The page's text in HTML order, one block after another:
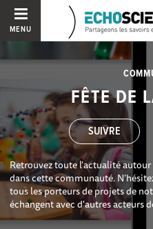
MENU
FÊTE DE
Retrouvez toute l'actualité autour
dans cette communauté.
tous les porteurs de projets de
échangent avec d'autres acteurs